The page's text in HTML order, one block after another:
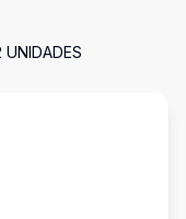
UNIDADES